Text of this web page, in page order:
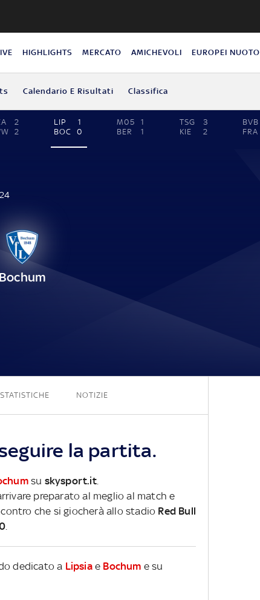
HIGHLIGHTS MERCATO AMICHEVOLI EUROPEI NUOTO
Calendario E Risultati Classifica
2
2
LIP
1
BOC
0
M05
1
BER
1
TSG
3
KIE
2
BVB
FRA
Bochum
STATISTICHE NOTIZIE
la partita.
su skysport.it.
preparato al meglio al match e
che si giocherà allo stadio Red Bull
dedicato a Lipsiae Bochum e su